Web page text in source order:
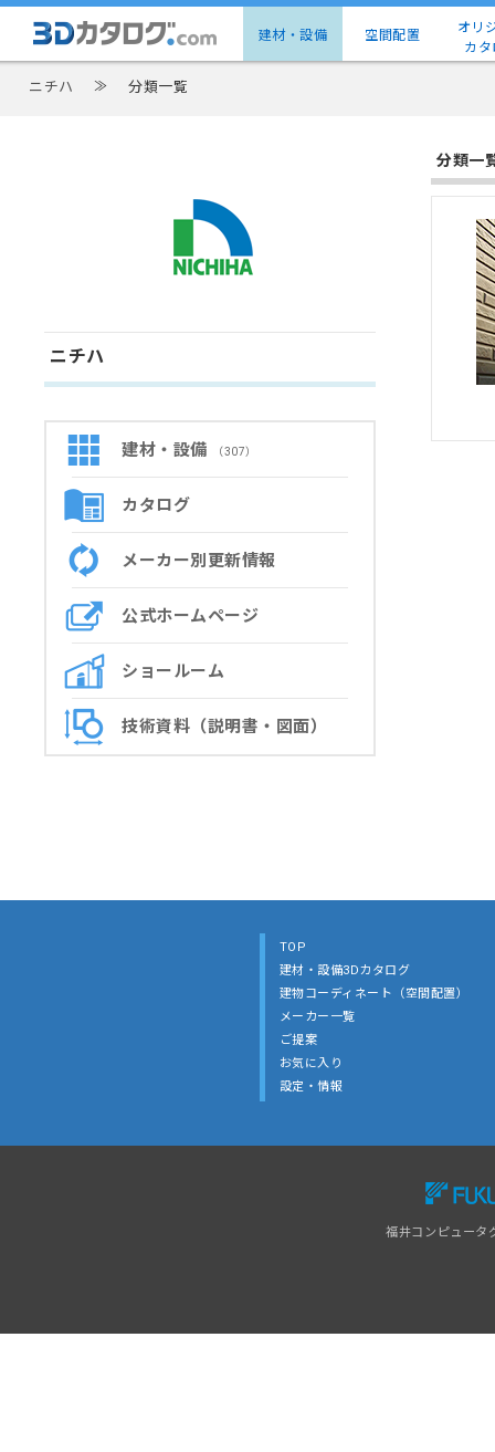
建材・設備 空間配置
オリ
カタ
ニチハ ≫ 分類一覧
ニチハ
建材・設備 （307）
カタログ
メーカー別更新情報
公式ホームページ
ショールーム
技術資料（説明書・図面）
分類一
TOP
建材・設備3Dカタログ
建物コーディネート（空間配置）
メーカー一覧
ご提案
お気に入り
設定・情報
福井コンピュータ